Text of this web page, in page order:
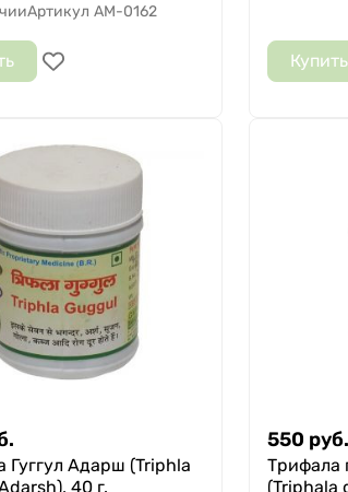
Артикул AM-0162
Купить
Гуггул Адарш (Triphla
40 г.
550 руб.
Трифала
(Triphala